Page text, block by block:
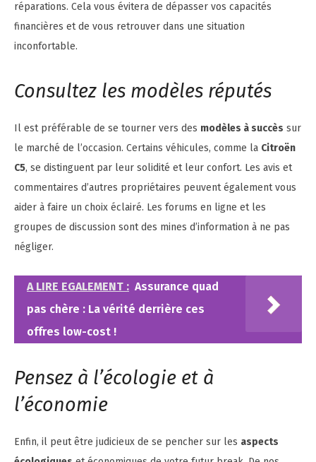
réparations. Cela vous évitera de dépasser vos capacités
financières et de vous retrouver dans une situation
inconfortable.
Consultez les modèles réputés
Il est préférable de se tourner vers des modèles à succès sur
le marché de l’occasion. Certains véhicules, comme la Citroën
C5, se distinguent par leur solidité et leur confort. Les avis et
commentaires d’autres propriétaires peuvent également vous
aider à faire un choix éclairé. Les forums en ligne et les
groupes de discussion sont des mines d’information à ne pas
négliger.
A LIRE EGALEMENT : Assurance quad
pas chère : La vérité derrière ces
offres low-cost !
Pensez à l’écologie et à
l’économie
Enfin, il peut être judicieux de se pencher sur les aspects